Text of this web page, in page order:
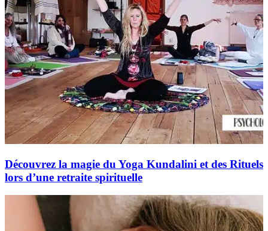
Découvrez la magie du Yoga Kundalini et des Rituels
lors d’une retraite spirituelle